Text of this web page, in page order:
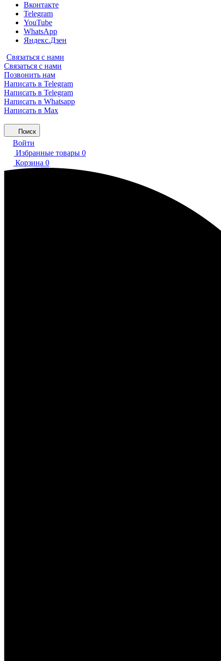
Вконтакте
Telegram
YouTube
WhatsApp
Яндекс.Дзен
Связаться с нами
Связаться с нами
Позвонить нам
Написать в Telegram
Написать в Telegram
Написать в Whatsapp
Написать в Max
Поиск
Войти
Избранные товары 0
Корзина 0